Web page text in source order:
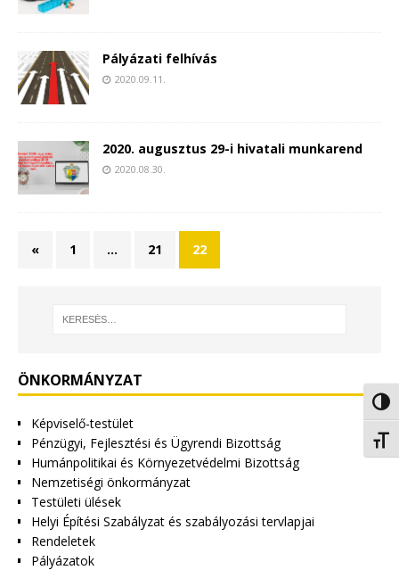
Pályázati felhívás
2020.09.11.
2020. augusztus 29-i hivatali munkarend
2020.08.30.
« 1 … 21 22
ÖNKORMÁNYZAT
Képviselő-testület
Pénzügyi, Fejlesztési és Ügyrendi Bizottság
Humánpolitikai és Környezetvédelmi Bizottság
Nemzetiségi önkormányzat
Testületi ülések
Helyi Építési Szabályzat és szabályozási tervlapjai
Rendeletek
Pályázatok